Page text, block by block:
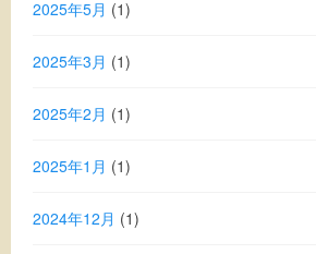
2025年5月 (1)
2025年3月 (1)
2025年2月 (1)
2025年1月 (1)
2024年12月 (1)